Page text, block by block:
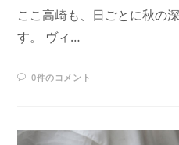
ここ高崎も、日ごとに秋の
す。 ヴィ…
0件のコメント